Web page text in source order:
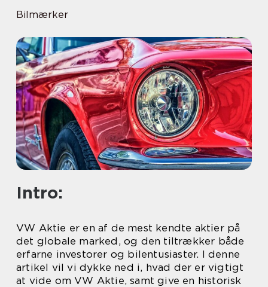
Bilmærker
Intro:
VW Aktie er en af de mest kendte aktier på
det globale marked, og den tiltrækker både
erfarne investorer og bilentusiaster. I denne
artikel vil vi dykke ned i, hvad der er vigtigt
at vide om VW Aktie, samt give en historisk